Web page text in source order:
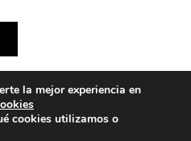
la mejor experiencia en
cookies utilizamos o